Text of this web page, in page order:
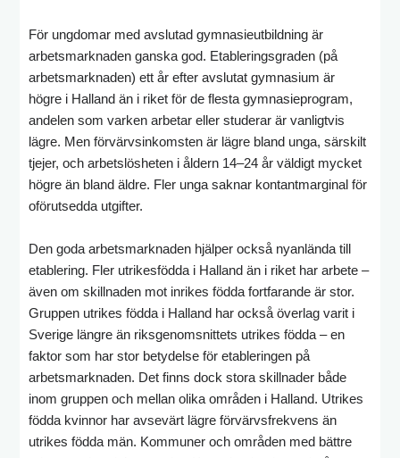
För ungdomar med avslutad gymnasieutbildning är
arbetsmarknaden ganska god. Etableringsgraden (på
arbetsmarknaden) ett år efter avslutat gymnasium är
högre i Halland än i riket för de flesta gymnasieprogram,
andelen som varken arbetar eller studerar är vanligtvis
lägre. Men förvärvsinkomsten är lägre bland unga, särskilt
tjejer, och arbetslösheten i åldern 14–24 år väldigt mycket
högre än bland äldre. Fler unga saknar kontantmarginal för
oförutsedda utgifter.
Den goda arbetsmarknaden hjälper också nyanlända till
etablering. Fler utrikesfödda i Halland än i riket har arbete –
även om skillnaden mot inrikes födda fortfarande är stor.
Gruppen utrikes födda i Halland har också överlag varit i
Sverige längre än riksgenomsnittets utrikes födda – en
faktor som har stor betydelse för etableringen på
arbetsmarknaden. Det finns dock stora skillnader både
inom gruppen och mellan olika områden i Halland. Utrikes
födda kvinnor har avsevärt lägre förvärvsfrekvens än
utrikes födda män. Kommuner och områden med bättre